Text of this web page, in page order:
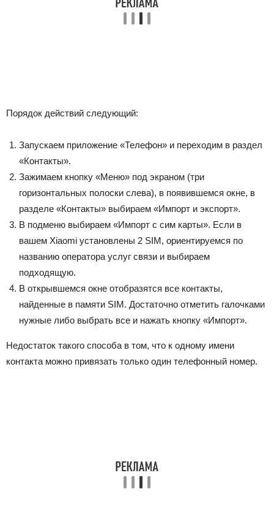
Порядок действий следующий:
Запускаем приложение «Телефон» и переходим в раздел
«Контакты».
Зажимаем кнопку «Меню» под экраном (три
горизонтальных полоски слева), в появившемся окне, в
разделе «Контакты» выбираем «Импорт и экспорт».
В подменю выбираем «Импорт с сим карты». Если в
вашем Xiaomi установлены 2 SIM, ориентируемся по
названию оператора услуг связи и выбираем
подходящую.
В открывшемся окне отобразятся все контакты,
найденные в памяти SIM. Достаточно отметить галочками
нужные либо выбрать все и нажать кнопку «Импорт».
Недостаток такого способа в том, что к одному имени
контакта можно привязать только один телефонный номер.